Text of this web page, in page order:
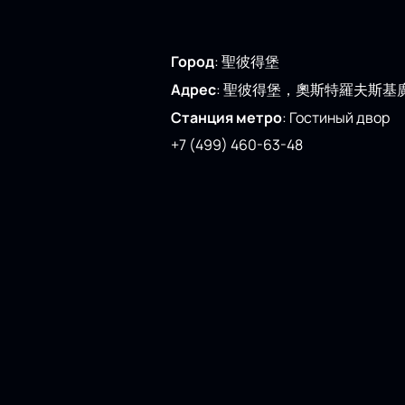
Город:聖彼得堡
Адрес:聖彼得堡，奧斯特羅夫斯基
Станция метро: Гостиный двор
+7 (499) 460-63-48